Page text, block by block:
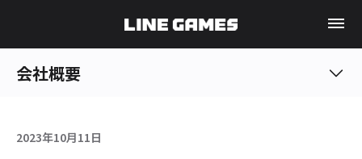
会社概要
2023年10月11日